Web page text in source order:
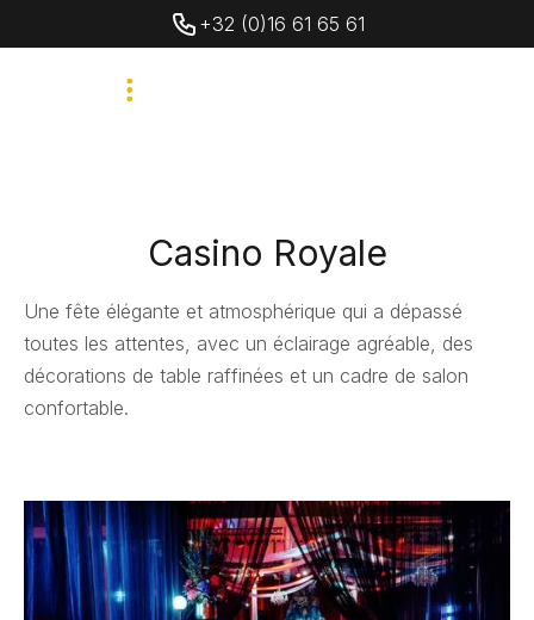
+32 (0)16 61 65 61
Casino Royale
Une fête élégante et atmosphérique qui a dépassé
toutes les attentes, avec un éclairage agréable, des
décorations de table raffinées et un cadre de salon
confortable.